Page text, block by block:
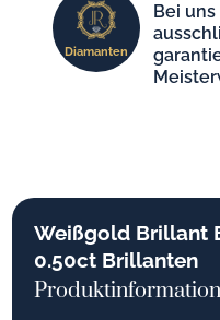
Diamanten
Bei
Weißgold Brillant
0.50ct Brillanten